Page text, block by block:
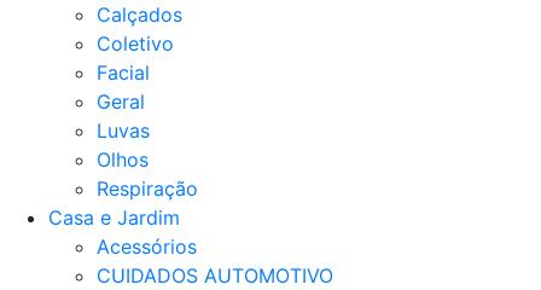
Calçados
Coletivo
Facial
Geral
Luvas
Olhos
Respiração
Casa e Jardim
Acessórios
CUIDADOS AUTOMOTIVO